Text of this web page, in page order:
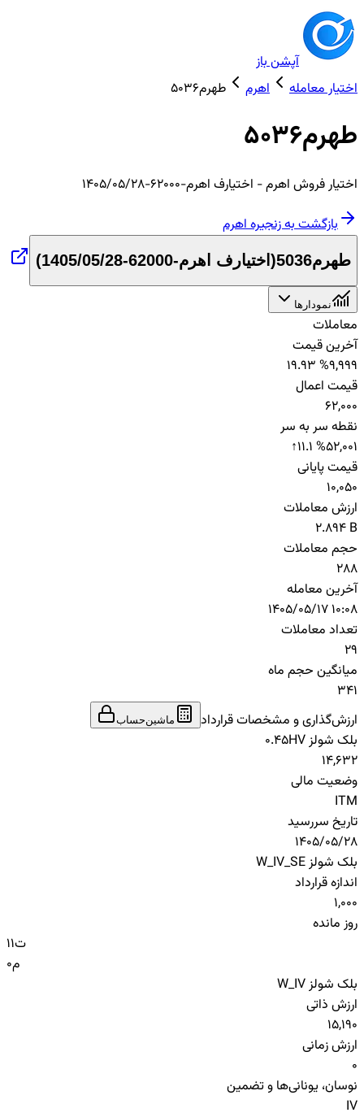
آپشن باز
اختیار معامله
اهرم طهرم5036
طهرم5036
اختیارفروش اهرم- اختیارف اهرم-62000-1405/05/28
بازگشت به زنجیرهاهرم
طهرم5036 ( اختیارف اهرم-62000-1405/05/28 )
نمودارها
معاملات
آخرین قیمت
9,999
19.93 %
قیمت اعمال
62,000
نقطه سر به سر
52,001
↑11.1 %
قیمت پایانی
10,050
ارزش معاملات
2.894 B
حجم معاملات
288
آخرین معامله
1405/05/17 10:08
تعداد معاملات
29
میانگین حجم ماه
341
ارزش‌گذاری و مشخصات قرارداد
ماشین‌حساب
بلک شولز HV
0.45
14,632
وضعیت مالی
ITM
تاریخ سررسید
1405/05/28
بلک شولز W_IV_SE
اندازه قرارداد
1,000
روز مانده
11ت
0م
بلک شولز W_IV
ارزش ذاتی
15,190
ارزش زمانی
0
نوسان، یونانی‌ها و تضمین
IV